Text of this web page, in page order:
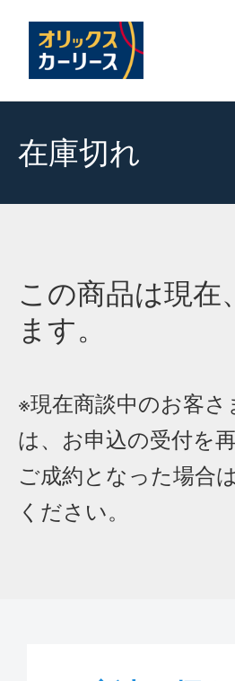
在庫切れ
この商品は現在
ます。
※現在商談中のお客
は、お申込の受付を
ご成約となった場合
ください。